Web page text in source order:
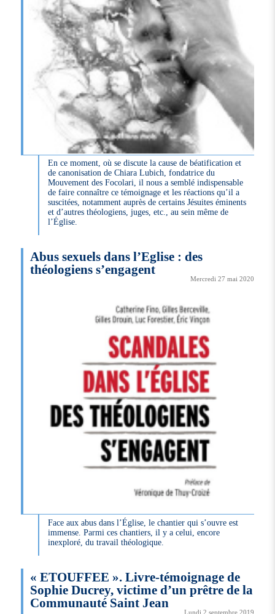
En ce moment, où se discute la cause de béatification et
de canonisation de Chiara Lubich, fondatrice du
Mouvement des Focolari, il nous a semblé indispensable
de faire connaître ce témoignage et les réactions qu’il a
suscitées, notamment auprès de certains Jésuites éminents
et d’autres théologiens, juges, etc., au sein même de
l’Église.
Abus sexuels dans l’Eglise : des
théologiens s’engagent
Mercredi 27 mai 2020
Face aux abus dans l’Église, le chantier qui s’ouvre est
immense. Parmi ces chantiers, il y a celui, encore
inexploré, du travail théologique.
« ETOUFFEE ». Livre-témoignage de
Sophie Ducrey, victime d’un prêtre de la
Communauté Saint Jean
Lundi 2 septembre 2019